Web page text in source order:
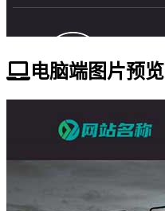
电脑端图片预览